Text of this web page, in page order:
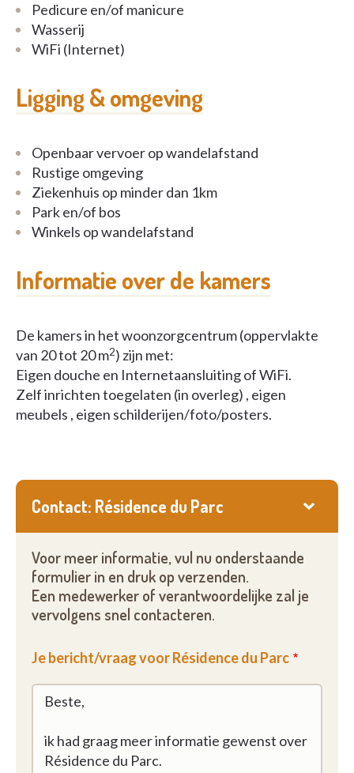
Pedicure en/of manicure
Wasserij
WiFi (Internet)
Ligging & omgeving
Openbaar vervoer op wandelafstand
Rustige omgeving
Ziekenhuis op minder dan 1km
Park en/of bos
Winkels op wandelafstand
Informatie over de kamers
De kamers in het woonzorgcentrum (oppervlakte
van 20 tot 20 m2) zijn met:
Eigen douche en Internetaansluiting of WiFi.
Zelf inrichten toegelaten (in overleg) , eigen
meubels , eigen schilderijen/foto/posters.
Contact: Résidence du Parc
Voor meer informatie, vul nu onderstaande
formulier in en druk op verzenden.
Een medewerker of verantwoordelijke zal je
vervolgens snel contacteren.
Je bericht/vraag voor Résidence du Parc